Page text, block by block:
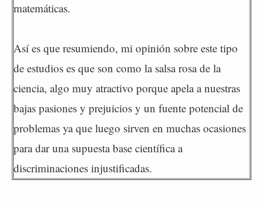
matemáticas.
Así es que resumiendo, mi opinión sobre este tipo
de estudios es que son como la salsa rosa de la
ciencia, algo muy atractivo porque apela a nuestras
bajas pasiones y prejuicios y un fuente potencial de
problemas ya que luego sirven en muchas ocasiones
para dar una supuesta base científica a
discriminaciones injustificadas.